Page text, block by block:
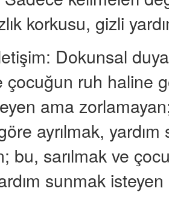
korkusu, gizli
Dokunsal
çocuğun ruh haline
ama
ayrılmak,
bu, sarılmak ve
sunmak